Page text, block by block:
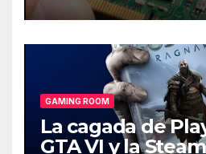
GAMING ROOM
La cagada de
GTA VI y la